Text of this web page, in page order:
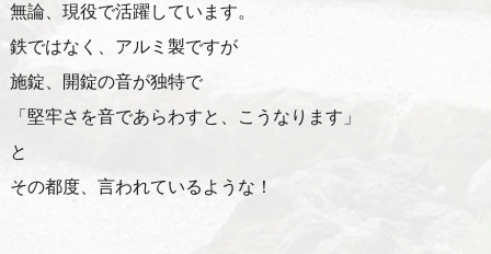
無論、現役で活躍しています。
鉄ではなく、アルミ製ですが
施錠、開錠の音が独特で
「堅牢さを音であらわすと、こうなります」
と
その都度、言われているような！